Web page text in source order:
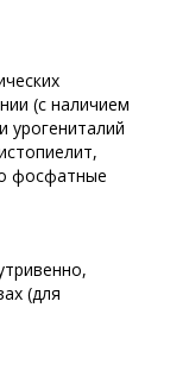
(с наличием
урогениталий
фосфатные
(для